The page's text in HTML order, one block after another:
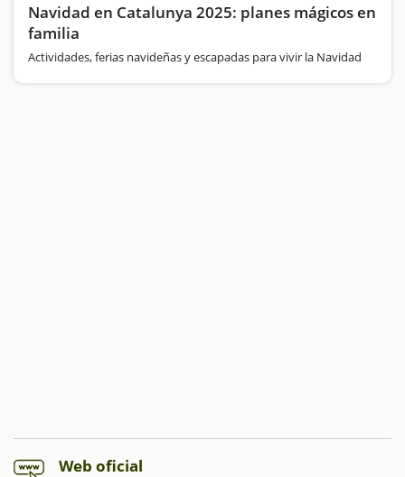
Navidad en Catalunya 2025: planes mágicos en
familia
Actividades, ferias navideñas y escapadas para vivir la Navidad
Web oficial